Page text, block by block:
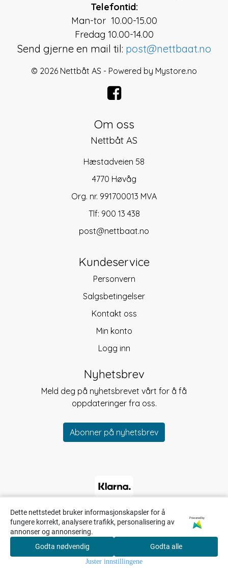
Søk
Telefontid:
Man-tor 10.00-15.00
Fredag 10.00-14.00
Send gjerne en mail til: post@nettbaat.no
© 2026 Nettbåt AS - Powered by Mystore.no
Om oss
Nettbåt AS
Hæstadveien 58
4770 Høvåg
Org. nr. 991700013 MVA
Tlf: 900 13 438
post@nettbaat.no
Kundeservice
Personvern
Salgsbetingelser
Kontakt oss
Min konto
Logg inn
Nyhetsbrev
Meld deg på nyhetsbrevet vårt for å få
oppdateringer fra oss.
Abonner på nyhetsbrev
Dette nettstedet bruker informasjonskapsler for å
fungere korrekt, analysere trafikk, personalisering av
annonser og annonsering.
Powered by
Godta nødvendig Godta alle
Juster innstillingene